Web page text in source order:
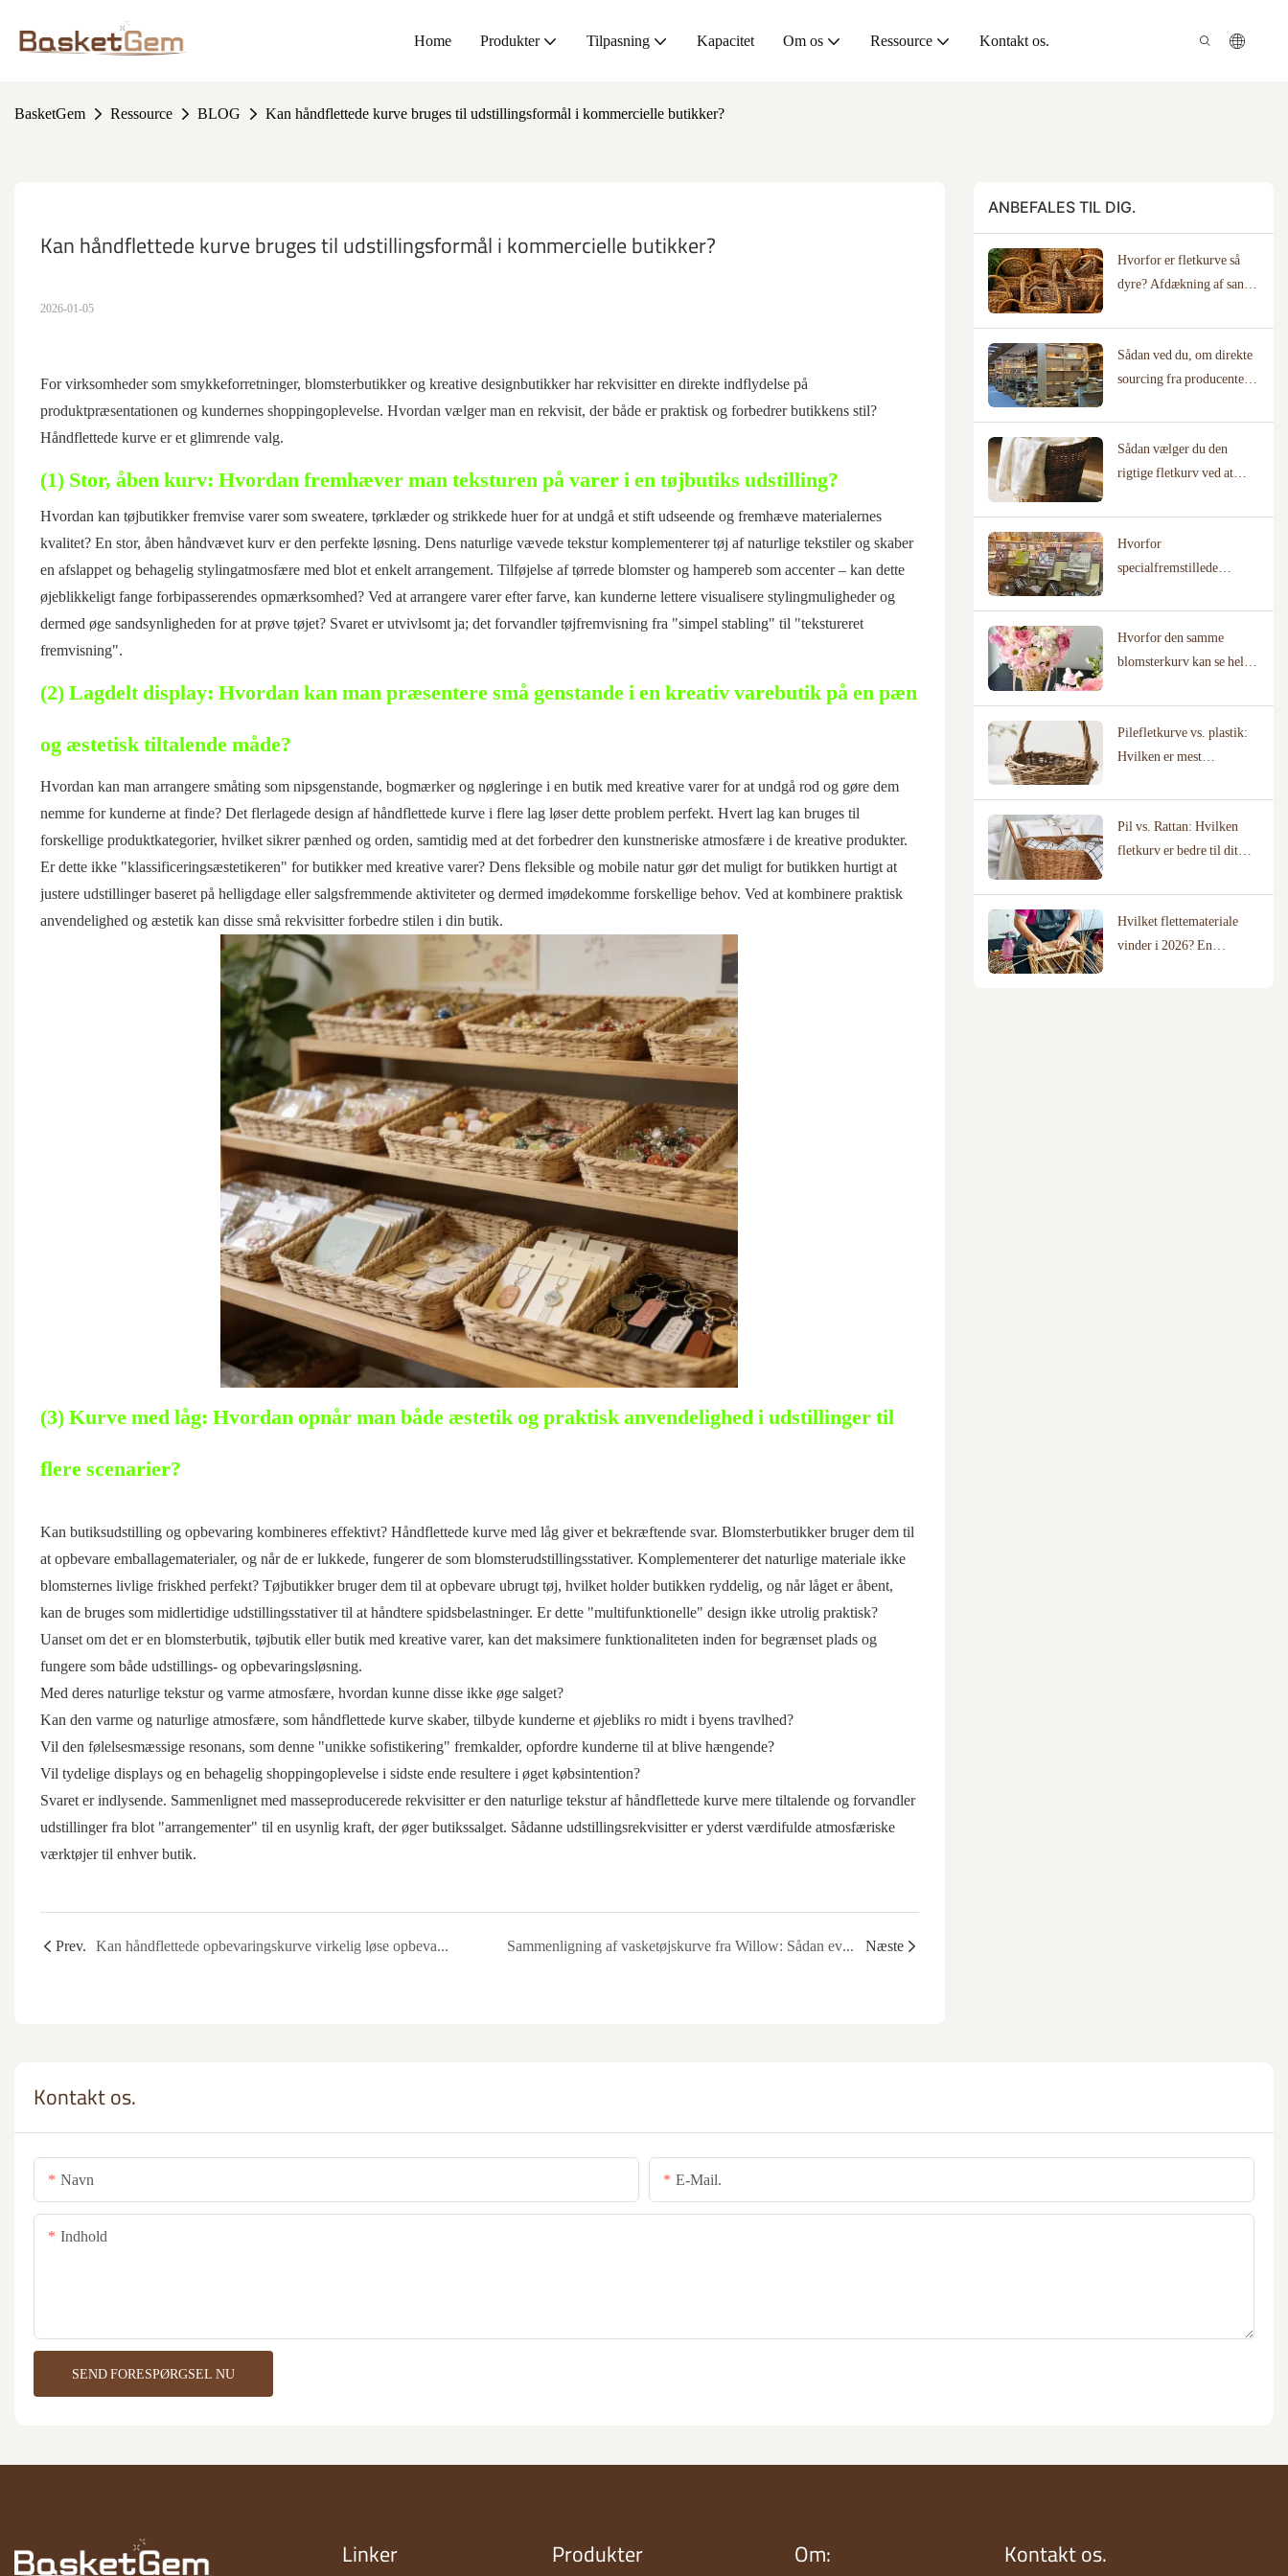
Home Produkter Tilpasning Kapacitet Om os Ressource Kontakt os.
BasketGem Ressource BLOG Kan håndflettede kurve bruges til udstillingsformål i kommercielle butikker?
Kan håndflettede kurve bruges til udstillingsformål i kommercielle butikker?
2026-01-05
For virksomheder som smykkeforretninger, blomsterbutikker og kreative designbutikker har rekvisitter en direkte indflydelse på
produktpræsentationen og kundernes shoppingoplevelse. Hvordan vælger man en rekvisit, der både er praktisk og forbedrer butikkens stil?
Håndflettede kurve er et glimrende valg.
(1) Stor, åben kurv: Hvordan fremhæver man teksturen på varer i en tøjbutiks udstilling?
Hvordan kan tøjbutikker fremvise varer som sweatere, tørklæder og strikkede huer for at undgå et stift udseende og fremhæve materialernes
kvalitet? En stor, åben håndvævet kurv er den perfekte løsning. Dens naturlige vævede tekstur komplementerer tøj af naturlige tekstiler og skaber
en afslappet og behagelig stylingatmosfære med blot et enkelt arrangement. Tilføjelse af tørrede blomster og hampereb som accenter – kan dette
øjeblikkeligt fange forbipasserendes opmærksomhed? Ved at arrangere varer efter farve, kan kunderne lettere visualisere stylingmuligheder og
dermed øge sandsynligheden for at prøve tøjet? Svaret er utvivlsomt ja; det forvandler tøjfremvisning fra "simpel stabling" til "tekstureret
fremvisning".
(2) Lagdelt display: Hvordan kan man præsentere små genstande i en kreativ varebutik på en pæn
og æstetisk tiltalende måde?
Hvordan kan man arrangere småting som nipsgenstande, bogmærker og nøgleringe i en butik med kreative varer for at undgå rod og gøre dem
nemme for kunderne at finde? Det flerlagede design af håndflettede kurve i flere lag løser dette problem perfekt. Hvert lag kan bruges til
forskellige produktkategorier, hvilket sikrer pænhed og orden, samtidig med at det forbedrer den kunstneriske atmosfære i de kreative produkter.
Er dette ikke "klassificeringsæstetikeren" for butikker med kreative varer? Dens fleksible og mobile natur gør det muligt for butikken hurtigt at
justere udstillinger baseret på helligdage eller salgsfremmende aktiviteter og dermed imødekomme forskellige behov. Ved at kombinere praktisk
anvendelighed og æstetik kan disse små rekvisitter forbedre stilen i din butik.
(3) Kurve med låg: Hvordan opnår man både æstetik og praktisk anvendelighed i udstillinger til
flere scenarier?
Kan butiksudstilling og opbevaring kombineres effektivt? Håndflettede kurve med låg giver et bekræftende svar. Blomsterbutikker bruger dem til
at opbevare emballagematerialer, og når de er lukkede, fungerer de som blomsterudstillingsstativer. Komplementerer det naturlige materiale ikke
blomsternes livlige friskhed perfekt? Tøjbutikker bruger dem til at opbevare ubrugt tøj, hvilket holder butikken ryddelig, og når låget er åbent,
kan de bruges som midlertidige udstillingsstativer til at håndtere spidsbelastninger. Er dette "multifunktionelle" design ikke utrolig praktisk?
Uanset om det er en blomsterbutik, tøjbutik eller butik med kreative varer, kan det maksimere funktionaliteten inden for begrænset plads og
fungere som både udstillings- og opbevaringsløsning.
Med deres naturlige tekstur og varme atmosfære, hvordan kunne disse ikke øge salget?
Kan den varme og naturlige atmosfære, som håndflettede kurve skaber, tilbyde kunderne et øjebliks ro midt i byens travlhed?
Vil den følelsesmæssige resonans, som denne "unikke sofistikering" fremkalder, opfordre kunderne til at blive hængende?
Vil tydelige displays og en behagelig shoppingoplevelse i sidste ende resultere i øget købsintention?
Svaret er indlysende. Sammenlignet med masseproducerede rekvisitter er den naturlige tekstur af håndflettede kurve mere tiltalende og forvandler
udstillinger fra blot "arrangementer" til en usynlig kraft, der øger butikssalget. Sådanne udstillingsrekvisitter er yderst værdifulde atmosfæriske
værktøjer til enhver butik.
Prev. Kan håndflettede opbevaringskurve virkelig løse opbevaringsproblemerne i små lejligheder? Sammenligning af vasketøjskurve fra Willow: Sådan evaluerer du vævning, byggekvalitet og holdbarhed i den virkelige verden Næste
ANBEFALES TIL DIG.
Hvorfor er fletkurve så
dyre? Afdækning af sand
Sådan ved du, om direkte
sourcing fra producenter
virksomhed
Sådan vælger du den
rigtige fletkurv ved at
brugsscenarie
Hvorfor
specialfremstillede
producenter med
dokumenterede
designbiblioteker
Hvorfor den samme
blomsterkurv kan se helt
blomsterhandler vs. et
bryllupssted
Pilefletkurve vs. plastik:
Hvilken er mest
Pil vs. Rattan: Hvilken
fletkurv er bedre til dit
Hvilket flettemateriale
vinder i 2026? En
Kontakt os.
Navn E-Mail.
Indhold
SEND FORESPØRGSEL NU
Linker Produkter Om: Kontakt os.